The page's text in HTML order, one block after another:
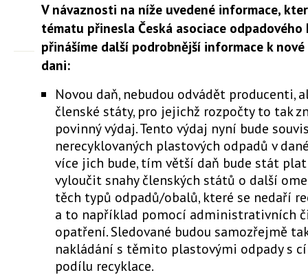
V návaznosti na níže uvedené informace,
tématu přinesla Česká asociace
přinášíme další podrobnější informace k
dani:
Novou daň, nebudou odvádět producenti,
členské státy, pro jejichž rozpočty to tak
povinný výdaj. Tento výdaj nyní bude
nerecyklovaných plastových odpadů v
více jich bude, tím větší daň bude stát
vyloučit snahy členských států o další
těch typů odpadů/obalů, které se nedaří
a to například pomocí administrativních
opatření. Sledované budou samozřejmě
nakládání s těmito plastovými odpady s
podílu recyklace.